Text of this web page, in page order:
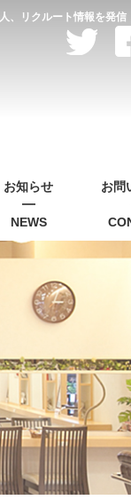
、リクルート情報を発信
お知らせ
NEWS
お問